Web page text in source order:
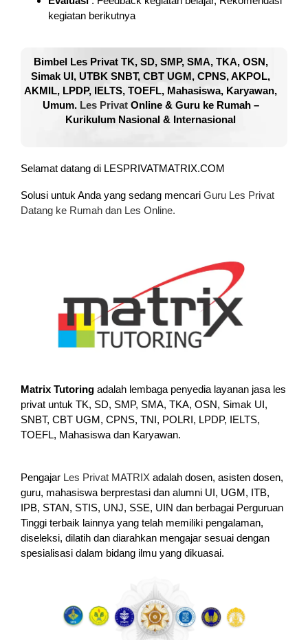
kegiatan berikutnya
Bimbel Les Privat TK, SD, SMP, SMA, TKA, OSN,
Simak UI, UTBK SNBT, CBT UGM, CPNS, AKPOL,
AKMIL, LPDP, IELTS, TOEFL, Mahasiswa, Karyawan,
Umum. Les PrivatOnline & Guru ke Rumah –
Kurikulum Nasional & Internasional
Selamat datang di LESPRIVATMATRIX.COM
Solusi untuk Anda yang sedang mencari Guru Les Privat
Datang ke Rumah dan Les Online.
Matrix Tutoring adalah lembaga penyedia layanan jasa les
privat untuk TK, SD, SMP, SMA, TKA, OSN, Simak UI,
SNBT, CBT UGM, CPNS, TNI, POLRI, LPDP, IELTS,
TOEFL, Mahasiswa dan Karyawan.
Pengajar Les Privat MATRIX adalah dosen, asisten dosen,
guru, mahasiswa berprestasi dan alumni UI, UGM, ITB,
IPB, STAN, STIS, UNJ, SSE, UIN dan berbagai Perguruan
Tinggi terbaik lainnya yang telah memiliki pengalaman,
diseleksi, dilatih dan diarahkan mengajar sesuai dengan
spesialisasi dalam bidang ilmu yang dikuasai.